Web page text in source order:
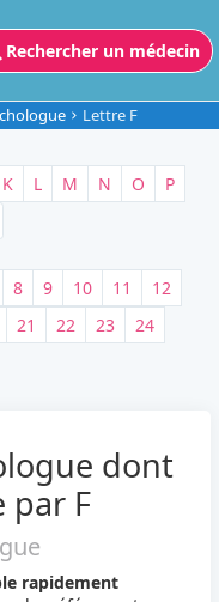
Rechercher un médecin
Lettre F
K L M N O
P
8 9 10 11
12
21 22 23
24
dont
par F
rapidement